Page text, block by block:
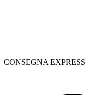
CONSEGNA EXPRESS